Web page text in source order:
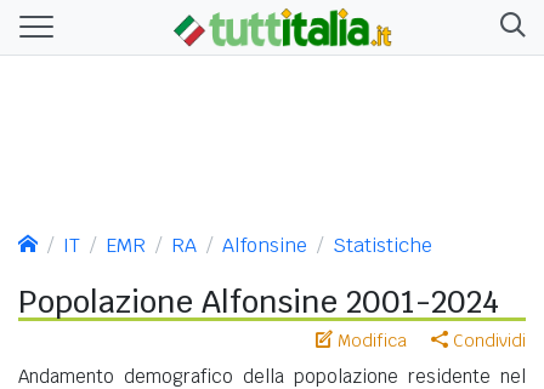
IT EMR RA Alfonsine Statistiche
Popolazione Alfonsine 2001-2024
Modifica Condividi
Andamento demografico della popolazione residente nel